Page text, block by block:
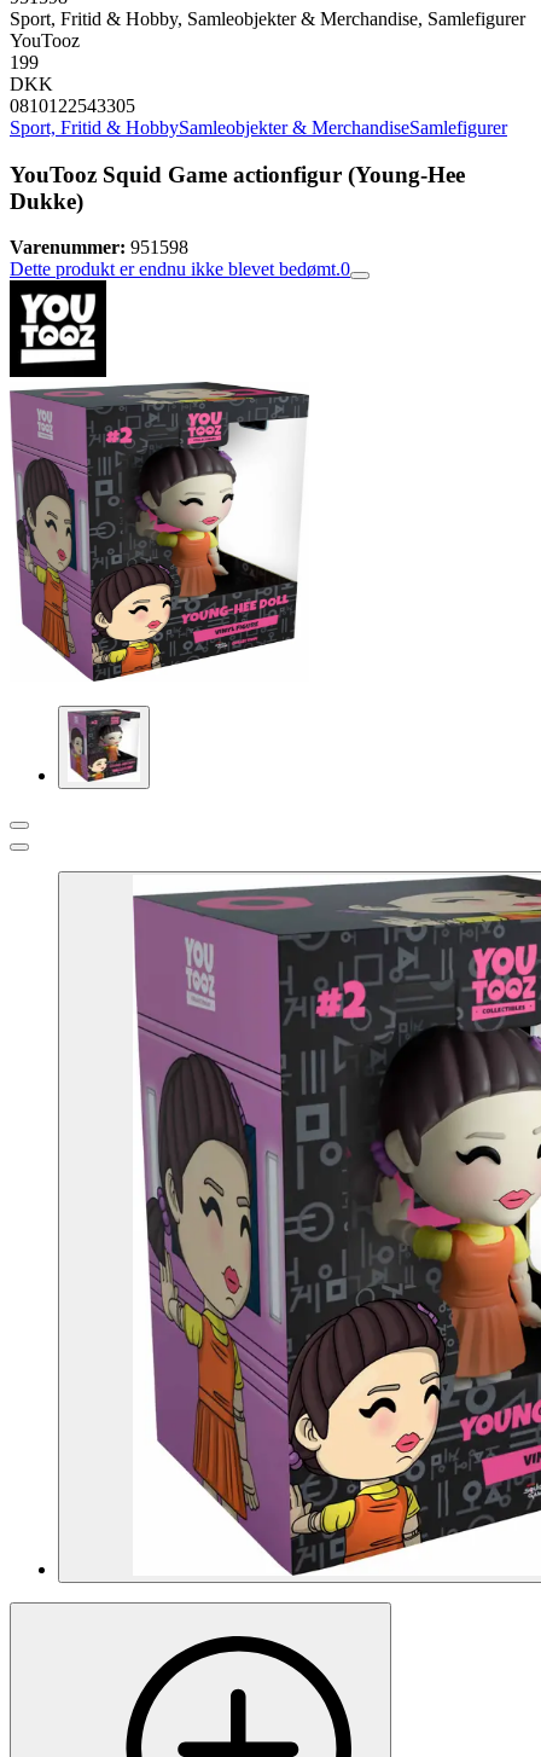
Sport, Fritid & Hobby, Samleobjekter & Merchandise, Samlefigurer
YouTooz
199
DKK
0810122543305
Sport, Fritid & HobbySamleobjekter & MerchandiseSamlefigurer
YouTooz Squid Game actionfigur (Young-Hee
Dukke)
Varenummer: 951598
Dette produkt er endnu ikke blevet bedømt.0